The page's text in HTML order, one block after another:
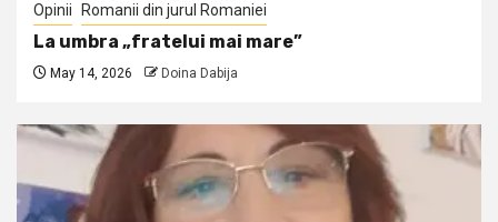
Opinii Romanii din jurul Romaniei
La umbra „fratelui mai mare”
May 14, 2026 Doina Dabija